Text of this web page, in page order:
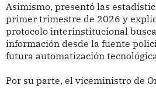
Asimismo, presentó las
primer trimestre de 2026 y
protocolo interinstitucional
información desde la fuente
futura automatización
Por su parte, el viceministro de